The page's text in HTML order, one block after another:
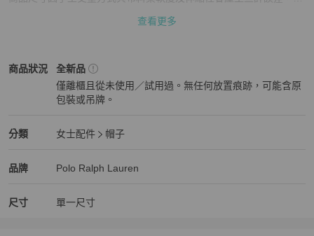
商品皆由美國POLO RALPH LAUREN專賣店平行輸入空運回台,若因
商品經使用後造成之損傷視個人使用習慣及環境而定,商品皆無保固,
若有任何維修保養問題，可至百貨專櫃詢問,或進行自費維修 。
查看更多
商品狀況
Polo Ralph Lauren女士配件
全新品
僅離櫃且從未使用／試用過。無任何放置痕跡，可能含原
包裝或吊牌。
分類
Polo Ralph Lauren女士配件
女士配件
帽子
品牌
Polo Ralph Lauren精品 女士配件
Polo Ralph Lauren
Polo Ralph Lauren推薦清單
尺寸 單一尺寸